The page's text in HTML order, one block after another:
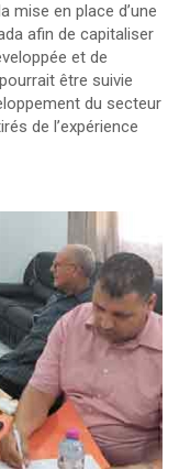
mise en place d’une
afin de capitaliser
et de
être suivie
du secteur
de l’expérience